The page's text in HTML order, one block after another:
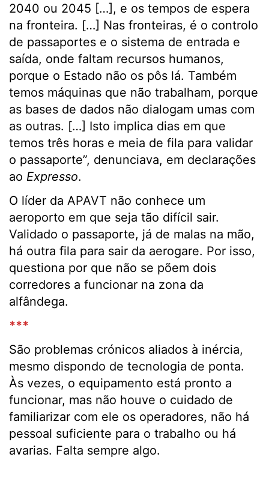
2040 ou 2045 […], e os tempos de espera
na fronteira. […] Nas fronteiras, é o controlo
de passaportes e o sistema de entrada e
saída, onde faltam recursos humanos,
porque o Estado não os pôs lá. Também
temos máquinas que não trabalham, porque
as bases de dados não dialogam umas com
as outras. […] Isto implica dias em que
temos três horas e meia de fila para validar
o passaporte”, denunciava, em declarações
ao Expresso.
O líder da APAVT não conhece um
aeroporto em que seja tão difícil sair.
Validado o passaporte, já de malas na mão,
há outra fila para sair da aerogare. Por isso,
questiona por que não se põem dois
corredores a funcionar na zona da
alfândega.
***
São problemas crónicos aliados à inércia,
mesmo dispondo de tecnologia de ponta.
Às vezes, o equipamento está pronto a
funcionar, mas não houve o cuidado de
familiarizar com ele os operadores, não há
pessoal suficiente para o trabalho ou há
avarias. Falta sempre algo.